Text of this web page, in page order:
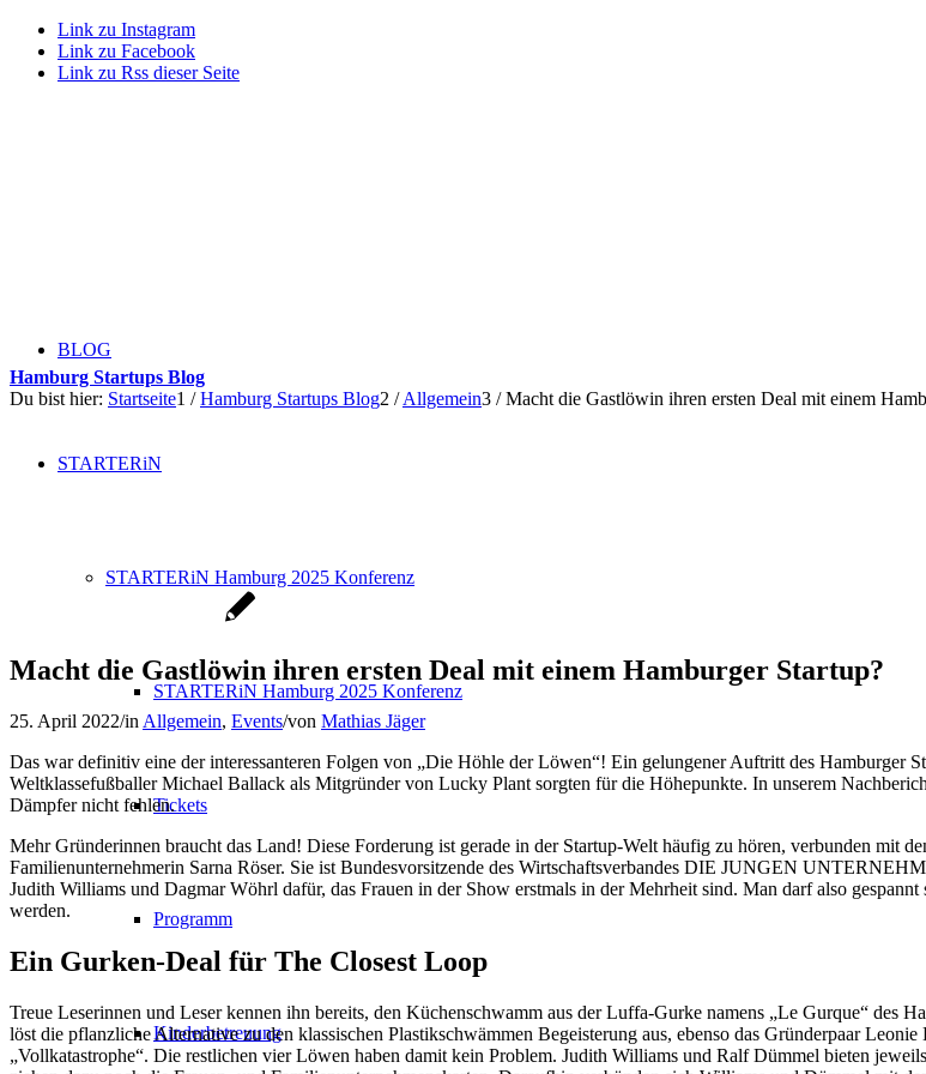
Link zu Instagram
Link zu Facebook
Link zu Rss dieser Seite
BLOG
STARTERiN
STARTERiN Hamburg 2025 Konferenz
STARTERiN Hamburg 2025 Konferenz
Tickets
Programm
Kinderbetreuung
Hamburg Startups Blog
Du bist hier: Startseite1 / Hamburg Startups Blog2 / Allgemein3 / Macht die Gastlöwin ihren ersten Deal mit einem
Macht die Gastlöwin ihren ersten Deal mit einem Hamburger Startup?
25. April 2022/in Allgemein, Events/von Mathias Jäger
Das war definitiv eine der interessanteren Folgen von „Die Höhle der Löwen“! Ein gelungener Auftritt des Hamburger
Weltklassefußballer Michael Ballack als Mitgründer von Lucky Plant sorgten für die Höhepunkte. In unserem
Dämpfer nicht fehlen.
Mehr Gründerinnen braucht das Land! Diese Forderung ist gerade in der Startup-Welt häufig zu hören, verbunden mit
Familienunternehmerin Sarna Röser. Sie ist Bundesvorsitzende des Wirtschaftsverbandes DIE JUNGEN
Judith Williams und Dagmar Wöhrl dafür, das Frauen in der Show erstmals in der Mehrheit sind. Man darf also
werden.
Ein Gurken-Deal für The Closest Loop
Treue Leserinnen und Leser kennen ihn bereits, den Küchenschwamm aus der Luffa-Gurke namens „Le Gurque“ des
löst die pflanzliche Alternative zu den klassischen Plastikschwämmen Begeisterung aus, ebenso das Gründerpaar
„Vollkatastrophe“. Die restlichen vier Löwen haben damit kein Problem. Judith Williams und Ralf Dümmel bieten